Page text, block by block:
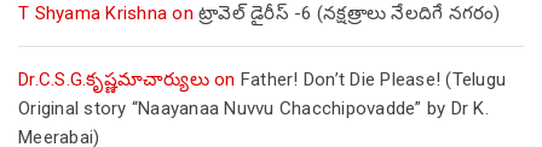
T Shyama Krishna on ట్రావెల్ డైరీస్ -6 (నక్షత్రాలు నేలదిగే నగరం)
Dr.C.S.G.కృష్ణమాచార్యులుon Father! Don’t Die Please! (Telugu
Original story “Naayanaa Nuvvu Chacchipovadde” by Dr K.
Meerabai)